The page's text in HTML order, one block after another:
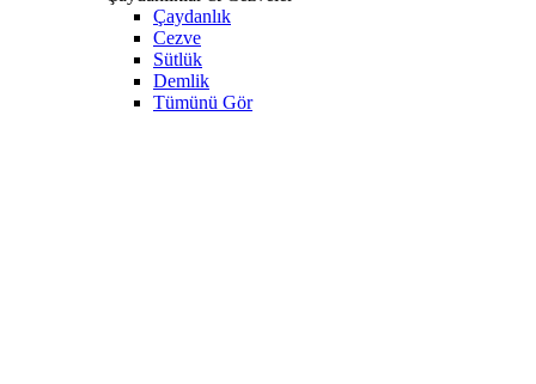
Çaydanlık
Cezve
Sütlük
Demlik
Tümünü Gör